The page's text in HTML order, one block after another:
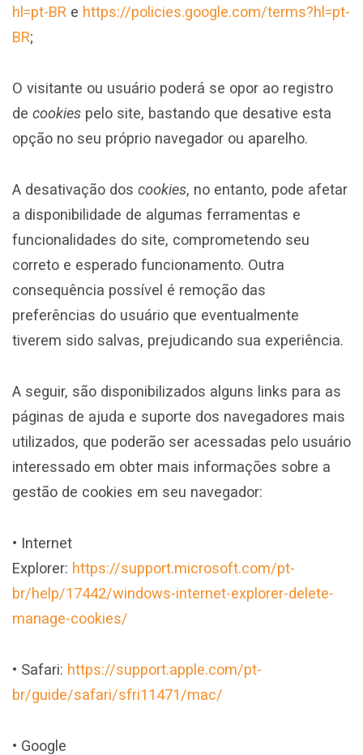
hl=pt-BR e https://policies.google.com/terms?hl=pt-
BR;
O visitante ou usuário poderá se opor ao registro
de cookies pelo site, bastando que desative esta
opção no seu próprio navegador ou aparelho.
A desativação dos cookies, no entanto, pode afetar
a disponibilidade de algumas ferramentas e
funcionalidades do site, comprometendo seu
correto e esperado funcionamento. Outra
consequência possível é remoção das
preferências do usuário que eventualmente
tiverem sido salvas, prejudicando sua experiência.
A seguir, são disponibilizados alguns links para as
páginas de ajuda e suporte dos navegadores mais
utilizados, que poderão ser acessadas pelo usuário
interessado em obter mais informações sobre a
gestão de cookies em seu navegador:
• Internet
Explorer: https://support.microsoft.com/pt-
br/help/17442/windows-internet-explorer-delete-
manage-cookies/
• Safari: https://support.apple.com/pt-
br/guide/safari/sfri11471/mac/
• Google